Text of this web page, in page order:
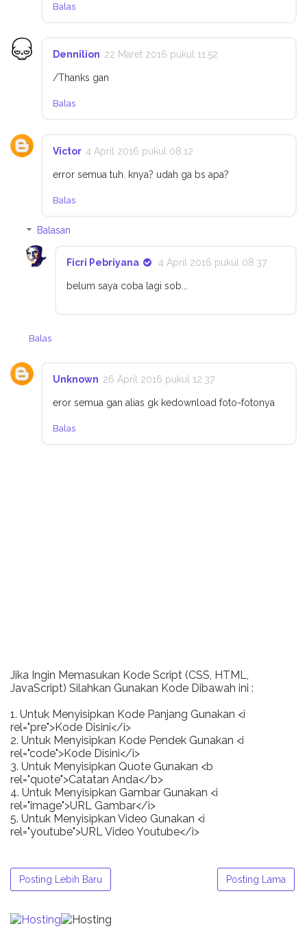
Balas
Dennilion 22 Maret 2016 pukul 11.52
/Thanks gan
Balas
Victor 4 April 2016 pukul 08.12
error semua tuh. knya? udah ga bs apa?
Balas
Balasan
Ficri Pebriyana 4 April 2016 pukul 08.37
belum saya coba lagi sob...
Balas
Unknown 26 April 2016 pukul 12.37
eror semua gan alias gk kedownload foto-fotonya
Balas
Jika Ingin Memasukan Kode Script (CSS, HTML,
JavaScript) Silahkan Gunakan Kode Dibawah ini :
1. Untuk Menyisipkan Kode Panjang Gunakan <i
rel="pre">Kode Disini</i>
2. Untuk Menyisipkan Kode Pendek Gunakan <i
rel="code">Kode Disini</i>
3. Untuk Menyisipkan Quote Gunakan <b
rel="quote">Catatan Anda</b>
4. Untuk Menyisipkan Gambar Gunakan <i
rel="image">URL Gambar</i>
5. Untuk Menyisipkan Video Gunakan <i
rel="youtube">URL Video Youtube</i>
Posting Lebih Baru Posting Lama